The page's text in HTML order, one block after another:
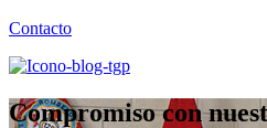
Contacto
Compromiso con